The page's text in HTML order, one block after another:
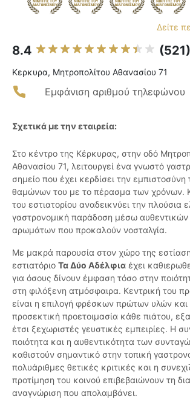
Δείτε
8.4 (521)
Κερκυρα, Μητροπολίτου Αθανασίου 71
Εμφάνιση αριθμού τηλεφώνου
Σχετικά με την εταιρεία:
Στο κέντρο της Κέρκυρας, στην οδό
Αθανασίου 71, λειτουργεί ένα γνωστό
σημείο που έχει κερδίσει την εμπιστοσύνη
θαμώνων του με το πέρασμα των χρόνων.
του εστιατορίου αναδεικνύει την πλούσια
γαστρονομική παράδοση μέσω αυθεντικών
αρωμάτων που προκαλούν νοσταλγία.
Με μακρά παρουσία στον χώρο της
εστιατόριο Τα Δύο Αδέλφια έχει
για όσους δίνουν έμφαση τόσο στην
στη φιλόξενη ατμόσφαιρα. Κεντρική του
είναι η επιλογή φρέσκων πρώτων υλών και
προσεκτική προετοιμασία κάθε πιάτου,
έτσι ξεχωριστές γευστικές εμπειρίες. Η
ποιότητα και η αυθεντικότητα των
καθιστούν σημαντικό στην τοπική
πολυάριθμες θετικές κριτικές και η
προτίμηση του κοινού επιβεβαιώνουν τη
αναγνώριση που απολαμβάνει.